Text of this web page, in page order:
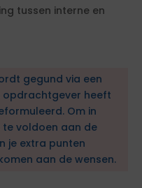
tussen interne en
gegund via een
opdrachtgever heeft
Om in
te voldoen aan de
je extra punten
aan de wensen.